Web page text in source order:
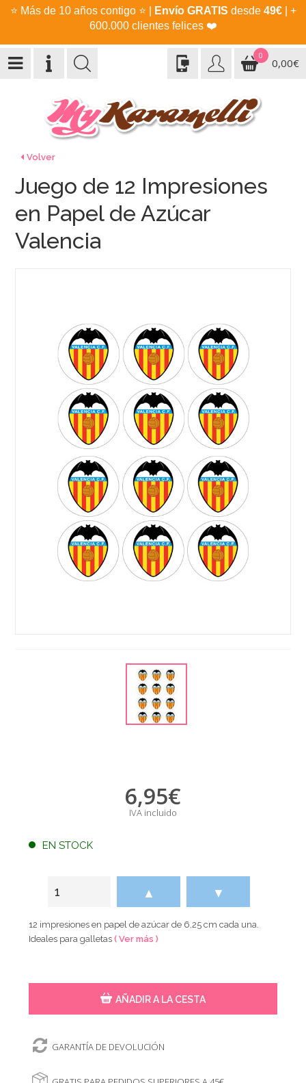
⭐ Más de 10 años contigo ⭐ Envío GRATIS desde 49€| +
600.000 clientes felices ❤️
0
0,00€
Volver
Juego de 12 Impresiones
en Papel de Azúcar
Valencia
6,95€
IVA incluido
EN STOCK
▲ ▼
12 impresiones en papel de azúcar de 6,25 cm cada una.
Ideales para galletas( Ver más )
AÑADIR A LA CESTA
GARANTÍA DE DEVOLUCIÓN